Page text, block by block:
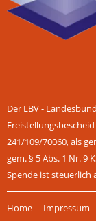
Der LBV -
241/109/70060, als
gem. § 5 Abs. 1 Nr. 9
Spende ist steuerlich
überspringen
Home Impressum